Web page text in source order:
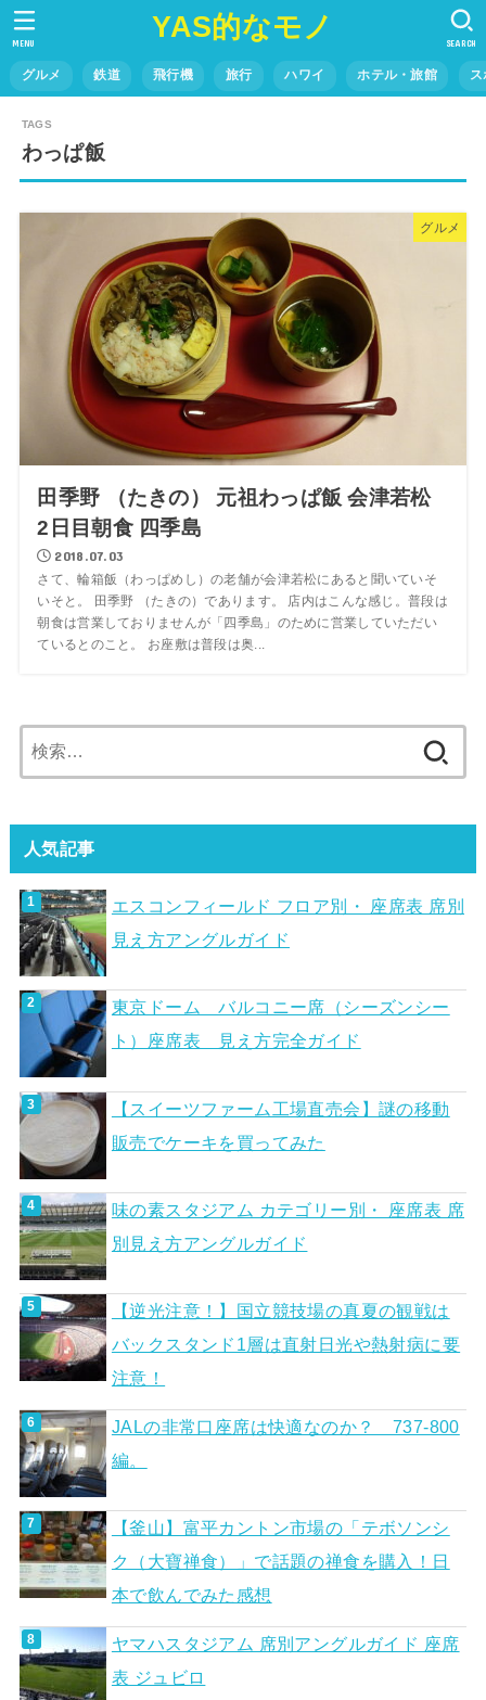
YAS的なモノ
グルメ 鉄道 飛行機 旅行 ハワイ ホテル・旅館
SEARCH
MENU
わっぱ飯
グルメ
田季野 （たきの） 元祖わっぱ飯 会津若松
2日目朝食 四季島
2018.07.03
さて、輪箱飯（わっぱめし）の老舗が会津若松にあると聞いていそ
いそと。 田季野 （たきの）であります。 店内はこんな感じ。普段は
朝食は営業しておりませんが「四季島」のために営業していただい
ているとのこと。 お座敷は普段は奥...
索:
人気記事
エスコンフィールド フロア別・ 座席表 席別
見え方アングルガイド
東京ドーム バルコニー席（シーズンシー
ト）座席表 見え方完全ガイド
【スイーツファーム工場直売会】謎の移動
販売でケーキを買ってみた
味の素スタジアム カテゴリー別・ 座席表 席
別見え方アングルガイド
【逆光注意！】国立競技場の真夏の観戦は
バックスタンド1層は直射日光や熱射病に要
注意！
JALの非常口座席は快適なのか？ 737-800
編。
【釜山】富平カントン市場の「テボソンシ
ク（大寶禅食）」で話題の禅食を購入！日
本で飲んでみた感想
ヤマハスタジアム 席別アングルガイド 座席
表 ジュビロ